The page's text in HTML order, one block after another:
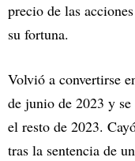
precio de las
su fortuna.
Volvió a convertirse
de junio de 2023 y
el resto de 2023.
tras la sentencia de